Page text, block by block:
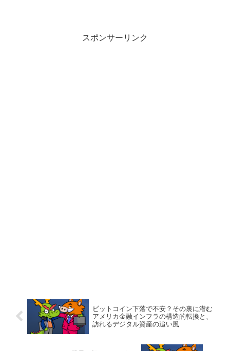
スポンサーリンク
ビットコイン下落で不安？その裏に潜む
アメリカ金融インフラの構造的転換と、
訪れるデジタル資産の追い風